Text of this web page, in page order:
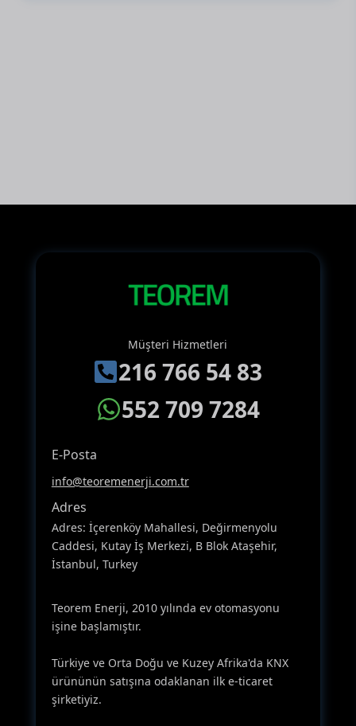
Müşteri Hizmetleri
216 766 54 83
552 709 7284
E-Posta
info@teoremenerji.com.tr
Adres
Adres: İçerenköy Mahallesi, Değirmenyolu
Caddesi, Kutay İş Merkezi, B Blok Ataşehir,
İstanbul, Turkey
Teorem Enerji, 2010 yılında ev otomasyonu
işine başlamıştır.
Türkiye ve Orta Doğu ve Kuzey Afrika'da KNX
ürününün satışına odaklanan ilk e-ticaret
şirketiyiz.